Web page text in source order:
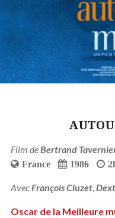
Film deBertrand
France 1986
AvecFrançois Cluzet,
Oscar de la Meilleure